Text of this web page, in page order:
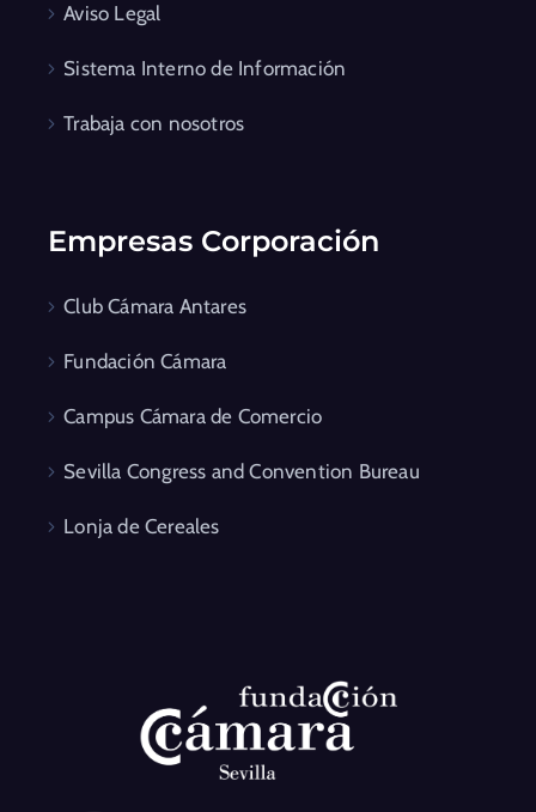
Aviso Legal
Sistema Interno de Información
Trabaja con nosotros
Empresas Corporación
Club Cámara Antares
Fundación Cámara
Campus Cámara de Comercio
Sevilla Congress and Convention Bureau
Lonja de Cereales